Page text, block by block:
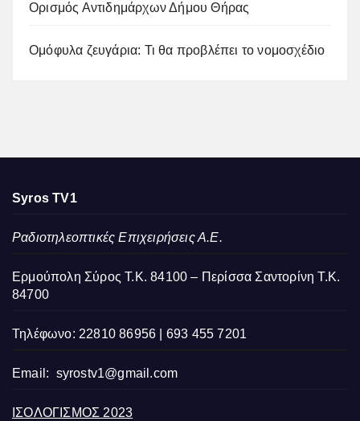
Ορισμός Αντιδημάρχων Δήμου Θήρας
Ομόφυλα ζευγάρια: Τι θα προβλέπει το νομοσχέδιο
Syros TV1
Ραδιοτηλεοπτικές Επιχειρήσεις Α.Ε.
Ερμούπολη Σύρος Τ.Κ. 84100 – Περίσσα Σαντορίνη Τ.Κ.
84700
Τηλέφωνο: 22810 86956 | 693 455 7201
Email: syrostv1@gmail.com
ΙΣΟΛΟΓΙΣΜΟΣ 2023